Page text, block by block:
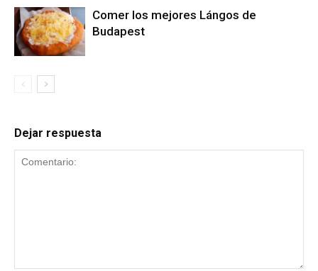
Comer los mejores Lángos de
Budapest
Dejar respuesta